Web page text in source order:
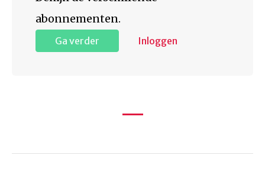
abonnementen.
Ga verder Inloggen